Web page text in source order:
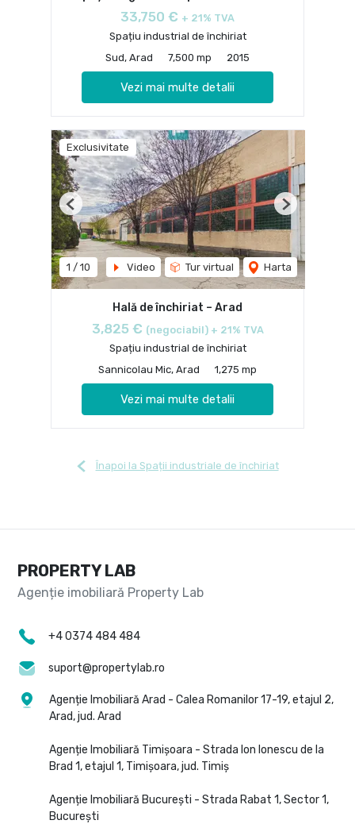
33,750 € + 21% TVA
Spațiu industrial de închiriat
Sud, Arad
7,500 mp 2015
Vezi mai multe detalii
Exclusivitate
1 / 10 Video Tur virtual Harta
Previous Next
Hală de închiriat – Arad
3,825 € (negociabil) + 21% TVA
Spațiu industrial de închiriat
Sannicolau Mic, Arad
1,275 mp
Vezi mai multe detalii
Înapoi la Spații industriale de închiriat
PROPERTY LAB
+4 0374 484 484
suport@propertylab.ro
Agenție Imobiliară Arad - Calea Romanilor 17-19, etajul 2,
Arad, jud. Arad
Agenție Imobiliară Timișoara - Strada Ion Ionescu de la
Brad 1, etajul 1, Timișoara, jud. Timiș
Agenție Imobiliară București - Strada Rabat 1, Sector 1,
București